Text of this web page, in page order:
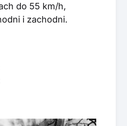
do 55 km/h,
i zachodni.